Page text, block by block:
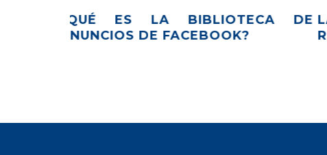
LAS AVENTURAS DE TOMÁS
RECARGAS – CÓMIC #8